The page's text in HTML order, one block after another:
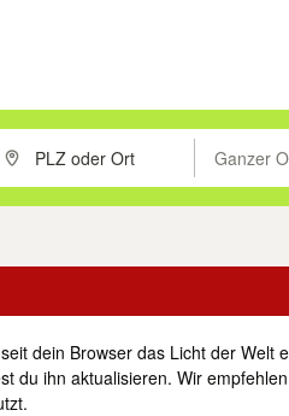
mit den Pfeiltasten nach
PLZ oder Ort eingeben. Ganzer
Suche im
dein Browser das Licht der Welt
du ihn aktualisieren. Wir